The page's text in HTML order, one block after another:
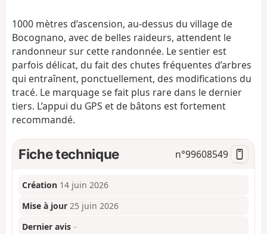
t
i
1000 mètres d’ascension, au-dessus du village de
Bocognano, avec de belles raideurs, attendent le
randonneur sur cette randonnée. Le sentier est
parfois délicat, du fait des chutes fréquentes d’arbres
qui entraînent, ponctuellement, des modifications du
tracé. Le marquage se fait plus rare dans le dernier
tiers. L’appui du GPS et de bâtons est fortement
recommandé.
Fiche technique n°99608549
Création 14 juin 2026
Mise à jour 25 juin 2026
Dernier avis –